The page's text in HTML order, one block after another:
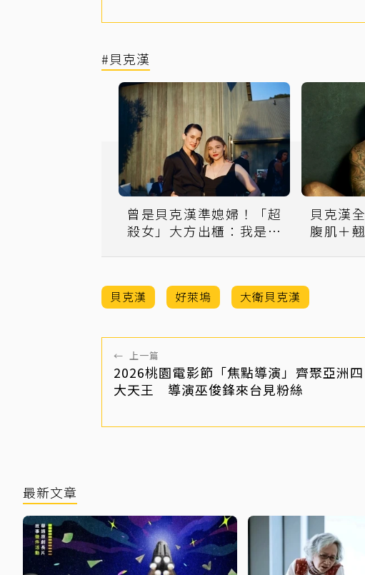
#貝克漢
曾是貝克漢準媳婦！「超
殺女」大方出櫃：我是女
貝克漢
腹肌＋
貝克漢 好萊塢 大衛貝克漢
← 上一篇
2026桃園電影節「焦點導演」齊聚亞洲四
大天王 導演巫俊鋒來台見粉絲
最新文章